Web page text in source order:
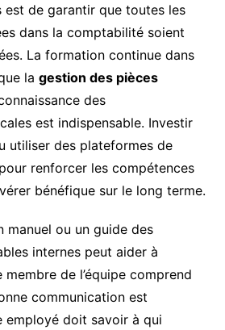
est de garantir que toutes les
dans la comptabilité soient
La formation continue dans
la gestion des pièces
des
est indispensable. Investir
utiliser des plateformes de
renforcer les compétences
bénéfique sur le long terme.
manuel ou un guide des
internes peut aider à
de l’équipe comprend
communication est
employé doit savoir à qui